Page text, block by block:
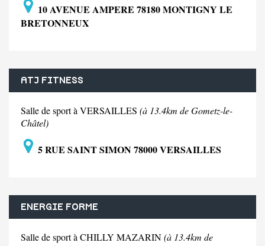
10 AVENUE AMPERE 78180 MONTIGNY LE
BRETONNEUX
ATJ FITNESS
Salle de sport à VERSAILLES (à 13.4km de Gometz-le-
Châtel)
5 RUE SAINT SIMON 78000 VERSAILLES
ENERGIE FORME
Salle de sport à CHILLY MAZARIN(à 13.4km de